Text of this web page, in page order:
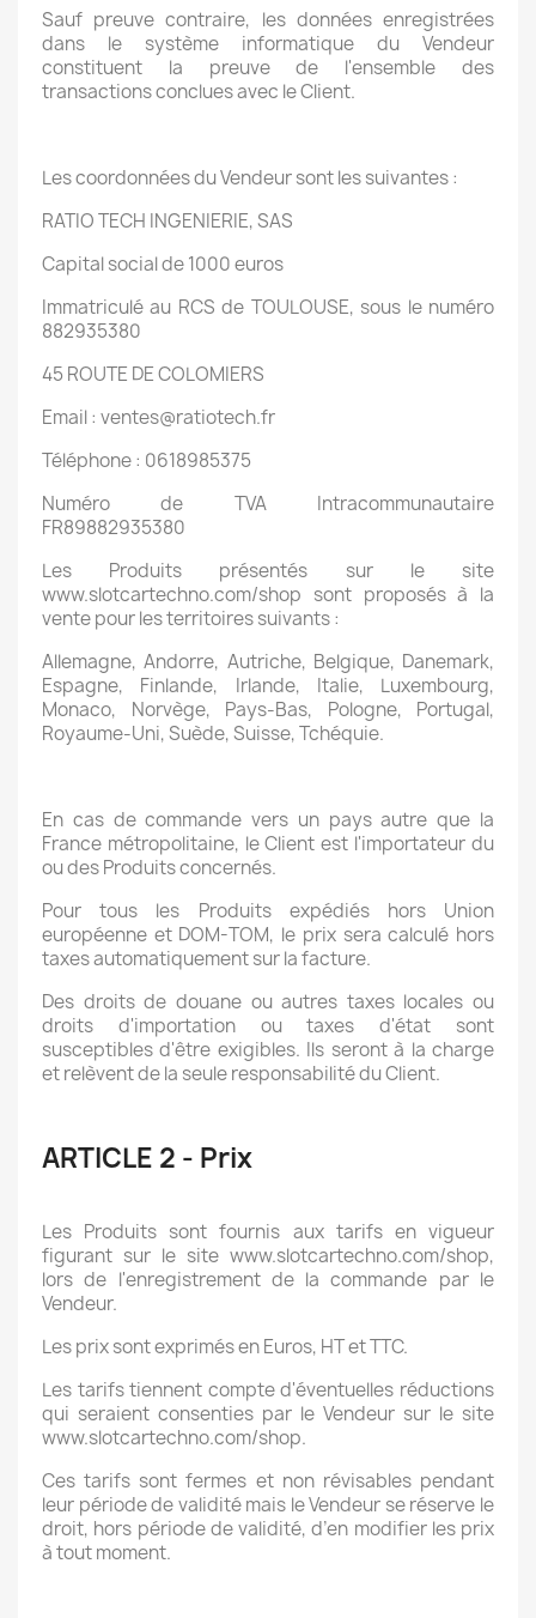
Sauf preuve contraire, les données enregistrées
dans le système informatique du Vendeur
constituent la preuve de l'ensemble des
transactions conclues avec le Client.
Les coordonnées du Vendeur sont les suivantes :
RATIO TECH INGENIERIE, SAS
Capital social de 1000 euros
Immatriculé au RCS de TOULOUSE, sous le numéro
882935380
45 ROUTE DE COLOMIERS
Email : ventes@ratiotech.fr
Téléphone : 0618985375
Numéro de TVA Intracommunautaire
FR89882935380
Les Produits présentés sur le site
www.slotcartechno.com/shop sont proposés à la
vente pour les territoires suivants :
Allemagne, Andorre, Autriche, Belgique, Danemark,
Espagne, Finlande, Irlande, Italie, Luxembourg,
Monaco, Norvège, Pays-Bas, Pologne, Portugal,
Royaume-Uni, Suède, Suisse, Tchéquie.
En cas de commande vers un pays autre que la
France métropolitaine, le Client est l'importateur du
ou des Produits concernés.
Pour tous les Produits expédiés hors Union
européenne et DOM-TOM, le prix sera calculé hors
taxes automatiquement sur la facture.
Des droits de douane ou autres taxes locales ou
droits d'importation ou taxes d'état sont
susceptibles d'être exigibles. Ils seront à la charge
et relèvent de la seule responsabilité du Client.
ARTICLE 2 - Prix
Les Produits sont fournis aux tarifs en vigueur
figurant sur le site www.slotcartechno.com/shop,
lors de l'enregistrement de la commande par le
Vendeur.
Les prix sont exprimés en Euros, HT et TTC.
Les tarifs tiennent compte d'éventuelles réductions
qui seraient consenties par le Vendeur sur le site
www.slotcartechno.com/shop.
Ces tarifs sont fermes et non révisables pendant
leur période de validité mais le Vendeur se réserve le
droit, hors période de validité, d’en modifier les prix
à tout moment.